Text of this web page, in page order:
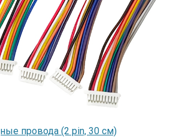
провода (2 pin, 30 см)